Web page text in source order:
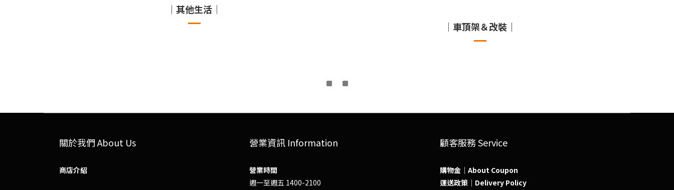
｜其他生活｜
｜車頂架＆改裝｜
關於我們 About Us
商店介紹
營業資訊 Information
營業時間
週一至週五 1400-2100
顧客服務 Service
購物金｜About Coupon
運送政策｜Delivery Policy